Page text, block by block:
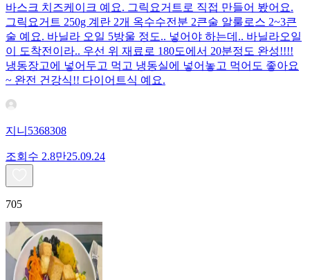
바스크 치즈케이크 예요. 그릭요거트로 직접 만들어 봤어요.
그릭요거트 250g 계란 2개 옥수수전분 2큰술 알룰로스 2~3큰
술 예요. 바닐라 오일 5방울 정도.. 넣어야 하는데.. 바닐라오일
이 도착전이라.. 우선 위 재료로 180도에서 20분정도 완성!!!!
냉동장고에 넣어두고 먹고 냉동실에 넣어놓고 먹어도 좋아요
~ 완전 건강식!! 다이어트식 예요.
지니5368308
조회수 2.8만25.09.24
705